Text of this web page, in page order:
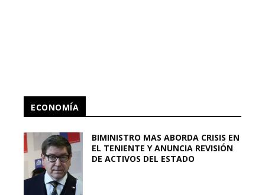
ECONOMÍA
BIMINISTRO MAS ABORDA CRISIS EN
EL TENIENTE Y ANUNCIA REVISIÓN
DE ACTIVOS DEL ESTADO